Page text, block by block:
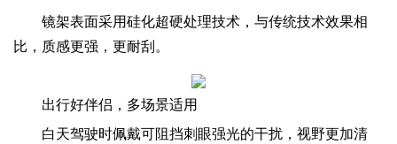
镜架表面采用硅化超硬处理技术，与传统技术效果相
比，质感更强，更耐刮。
出行好伴侣，多场景适用
白天驾驶时佩戴可阻挡刺眼强光的干扰，视野更加清